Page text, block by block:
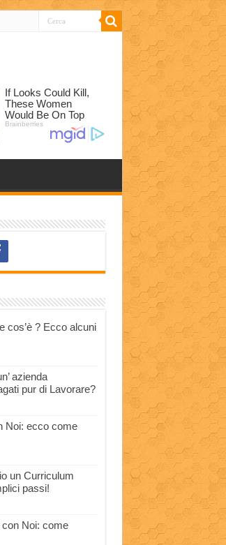
cos’è ? Ecco alcuni
azienda
pur di Lavorare?
Noi: ecco come
un Curriculum
passi!
Noi: come